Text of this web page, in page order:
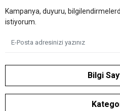
Kampanya, duyuru,
istiyorum.
Bilgi